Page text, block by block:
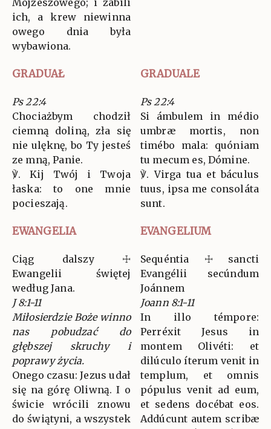
ich, a krew niewinna
owego dnia była
wybawiona.
GRADUAŁ GRADUALE
Ps 22:4
Chociażbym chodził
ciemną doliną, zła się
nie ulęknę, bo Ty jesteś
ze mną, Panie.
℣. Kij Twój i Twoja
łaska: to one mnie
pocieszają.
Ps 22:4
Si ámbulem in médio
umbræ mortis, non
timébo mala: quóniam
tu mecum es, Dómine.
℣. Virga tua et báculus
tuus, ipsa me consoláta
sunt.
EWANGELIA EVANGELIUM
Ciąg dalszy ☩
Ewangelii świętej
według Jana.
J 8:1-11
Miłosierdzie Boże winno
nas pobudzać do
głębszej skruchy i
poprawy życia.
Onego czasu: Jezus udał
się na górę Oliwną. I o
świcie wrócili znowu
do świątyni, a wszystek
Sequéntia ☩ sancti
Evangélii secúndum
Joánnem
Joann 8:1-11
In illo témpore:
Perréxit Jesus in
montem Olivéti: et
dilúculo íterum venit in
templum, et omnis
pópulus venit ad eum,
et sedens docébat eos.
Addúcunt autem scribæ